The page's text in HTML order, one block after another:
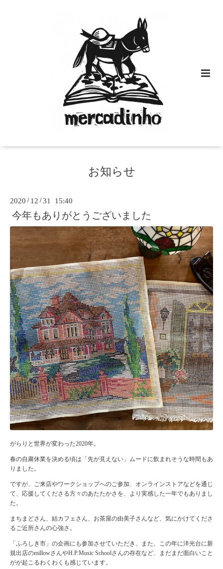
お知らせ
2020 / 12 /31 15:40
今年もありがとうございました
がらりと世界が変わった2020年。
春の自粛休業を決める頃は「先が見えない」ムードに飲まれそうな時間もあ
りました。
ですが、ご来店やワークショップへのご参加、オンラインストアなどを通じ
て、応援してくださる方々のあたたかさを、より実感した一年でもありまし
た。
まちまどさん、結カフェさん、お茶屋の由美子さんなど、気にかけてくださ
るご近所さんの心強さ。
「ふろしき市」の企画にも参加させていただき、また、この年に洋光台に新
規出店のmillowさんやH.P.Music Schoolさんの存在など、まだまだ面白いこと
がが起こるわくわくも感じています。